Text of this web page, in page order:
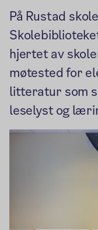
På Rustad
hjertet av
møtested for
litteratur som
leselyst og